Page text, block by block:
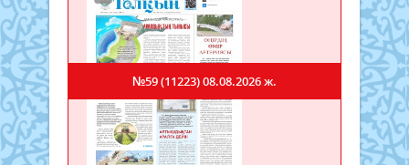
№59 (11223)08.08.2026 ж.